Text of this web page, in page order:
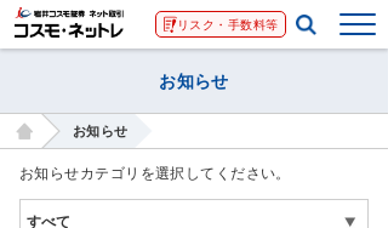
リスク・手数料等
お知らせ
お知らせ
お知らせカテゴリを選択してください。